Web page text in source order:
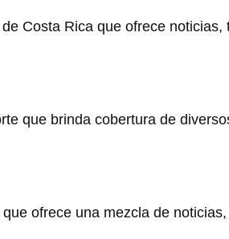
Costa Rica que ofrece
que brinda cobertura de
ofrece una mezcla de